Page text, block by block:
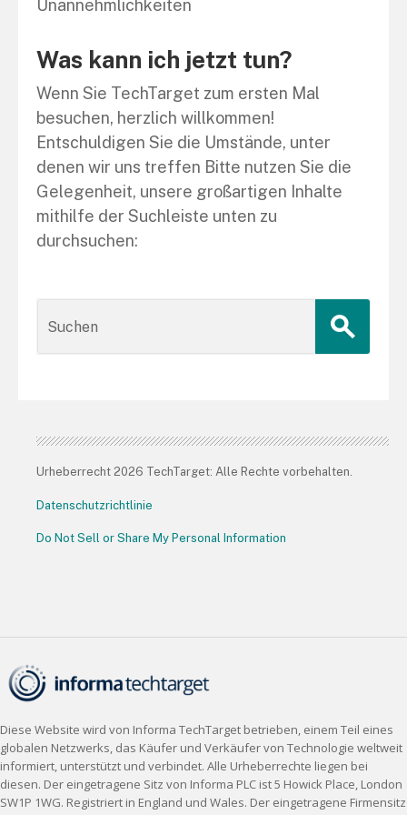
Unannehmlichkeiten
Was kann ich jetzt tun?
Wenn Sie TechTarget zum ersten Mal
besuchen, herzlich willkommen!
Entschuldigen Sie die Umstände, unter
denen wir uns treffen Bitte nutzen Sie die
Gelegenheit, unsere großartigen Inhalte
mithilfe der Suchleiste unten zu
durchsuchen:
Urheberrecht 2026 TechTarget: Alle Rechte vorbehalten.
Datenschutzrichtlinie
Do Not Sell or Share My Personal Information